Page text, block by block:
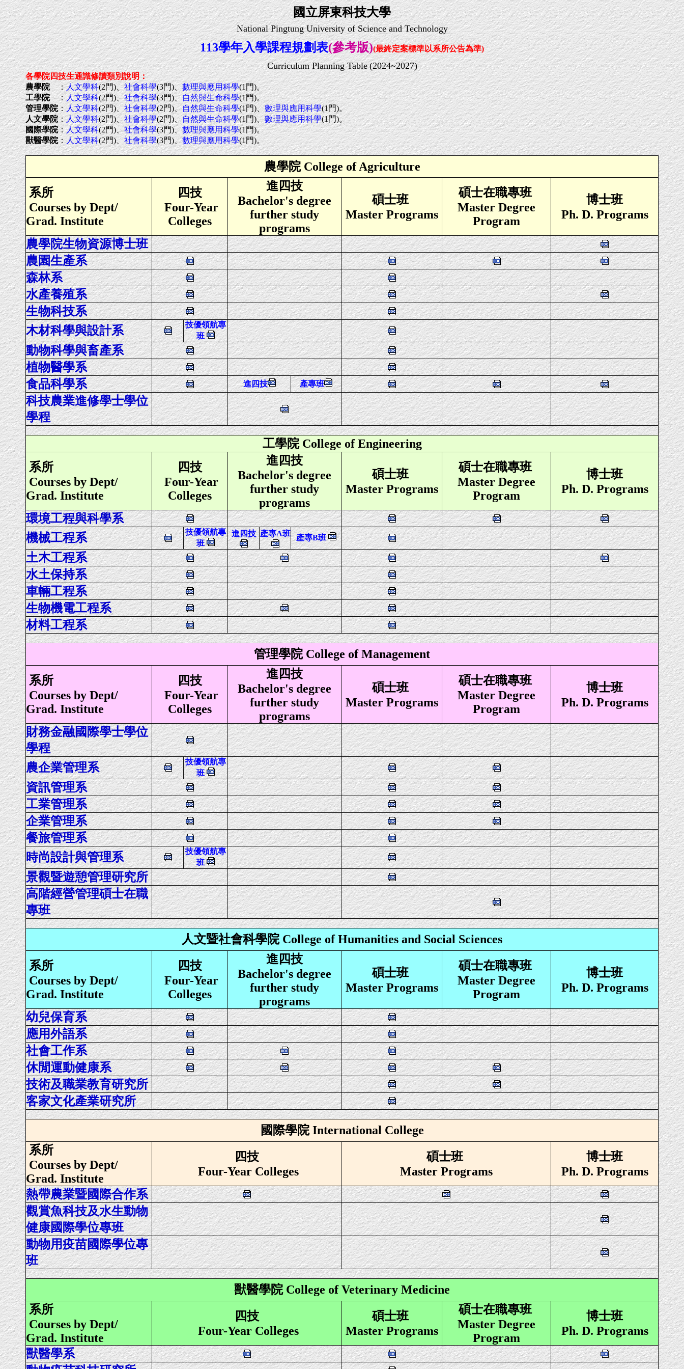
國立屏東科技大學
National Pingtung University of Science and Technology
113學年入學課程規劃表(參考版)(最終定案標準以系所公告為準)
Curriculum Planning Table (2024~2027)
各學院四技生通識修讀類別說明：
農學院：人文學科(2門)、社會科學(3門)、數理與應用科學(1門)。
工學院：人文學科(2門)、社會科學(3門)、自然與生命科學(1門)。
管理學院：人文學科(2門)、社會科學(2門)、自然與生命科學(1門)、數理與應用科學(1門)。
人文學院：人文學科(2門)、社會科學(2門)、自然與生命科學(1門)、數理與應用科學(1門)。
國際學院：人文學科(2門)、社會科學(3門)、數理與應用科學(1門)。
獸醫學院：人文學科(2門)、社會科學(3門)、數理與應用科學(1門)。
農學院 College of Agriculture
系所
Courses by Dept/
Grad. Institute
四技
Four-Year
Colleges
進 四技
Bachelor's degree
further study
programs
碩士班
Master Programs
碩士在職專班
Master Degree
Program
博士班
Ph. D. Programs
農學院生物資源博士班
農園生產系
森林系
水產養殖系
生物科技系
木材科學與設計系
技優領航專
班
動物科學與畜產系
植物醫學系
食品科學系
進四技 產專班
科技農業進修學士學位
學程
工學院 College of Engineering
系所
Courses by Dept/
Grad. Institute
四技
Four-Year
Colleges
進 四技
Bachelor's degree
further study
programs
碩士班
Master Programs
碩士在職專班
Master Degree
Program
博士班
Ph. D. Programs
環境工程與科學系
機械工程系
技優領航專
班
進四技 產專A班 產專B班
土木工程系
水土保持系
車輛工程系
生物機電工程系
材料工程系
管理學院 College of Management
系所
Courses by Dept/
Grad. Institute
四技
Four-Year
Colleges
進 四技
Bachelor's degree
further study
programs
碩士班
Master Programs
碩士在職專班
Master Degree
Program
博士班
Ph. D. Programs
財務金融國際學士學位
學程
農企業管理系
技優領航專
班
資訊管理系
工業管理系
企業管理系
餐旅管理系
時尚設計與管理系
技優領航專
班
景觀暨遊憩管理研究所
高階經營管理碩士在職
專班
人文暨社會科學院 College of Humanities and Social Sciences
系所
Courses by Dept/
Grad. Institute
四技
Four-Year
Colleges
進 四技
Bachelor's degree
further study
programs
碩士班
Master Programs
碩士在職專班
Master Degree
Program
博士班
Ph. D. Programs
幼兒保育系
應用外語系
社會工作系
休閒運動健康系
技術及職業教育研究所
客家文化產業研究所
國際學院 International College
系所
Courses by Dept/
Grad. Institute
四技
Four-Year Colleges
碩士班
Master Programs
博士班
Ph. D. Programs
熱帶農業暨國際合作系
觀賞魚科技及水生動物
健康國際學位專班
動物用疫苗國際學位專
班
獸醫學院 College of Veterinary Medicine
系所
Courses by Dept/
Grad. Institute
四技
Four-Year Colleges
碩士班
Master Programs
碩士在職專班
Master Degree
Program
博士班
Ph. D. Programs
獸醫學系